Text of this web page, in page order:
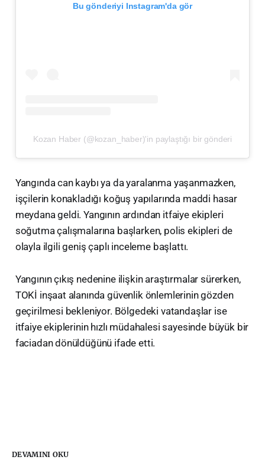
Bu gönderiyi Instagram'da gör
Kozan Haber (@kozan_haber)'in paylaştığı bir gönderi
Yangında can kaybı ya da yaralanma yaşanmazken,
işçilerin konakladığı koğuş yapılarında maddi hasar
meydana geldi. Yangının ardından itfaiye ekipleri
soğutma çalışmalarına başlarken, polis ekipleri de
olayla ilgili geniş çaplı inceleme başlattı.
Yangının çıkış nedenine ilişkin araştırmalar sürerken,
TOKİ inşaat alanında güvenlik önlemlerinin gözden
geçirilmesi bekleniyor. Bölgedeki vatandaşlar ise
itfaiye ekiplerinin hızlı müdahalesi sayesinde büyük bir
faciadan dönüldüğünü ifade etti.
DEVAMINI OKU